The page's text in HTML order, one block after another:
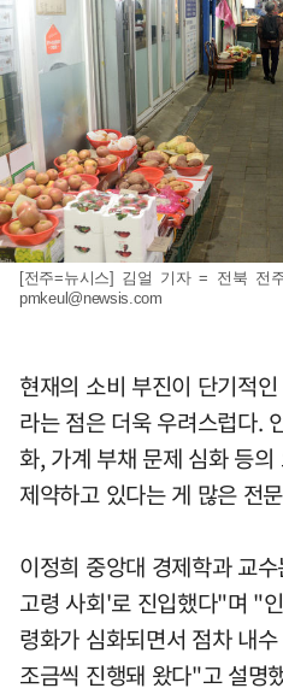
[전주=뉴시스] 김얼 기자 = 전북 전
pmkeul@newsis.com
현재의 소비 부진이 단기적
라는 점은 더욱 우려스럽다.
화, 가계 부채 문제 심화 등
제약하고 있다는 게 많은 전
이정희 중앙대 경제학과 교
고령 사회'로 진입했다"며 "
령화가 심화되면서 점차 내
조금씩 진행돼 왔다"고 설명